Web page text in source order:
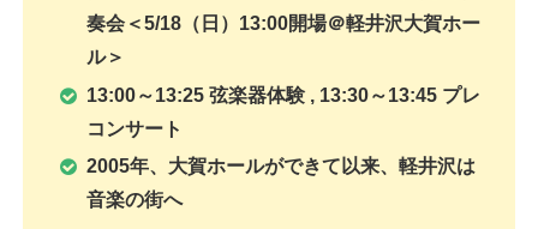
奏会＜5/18（日）13:00開場＠軽井沢大賀ホー
ル＞
13:00～13:25 弦楽器体験 , 13:30～13:45 プレ
コンサート
2005年、大賀ホールができて以来、軽井沢は
音楽の街へ